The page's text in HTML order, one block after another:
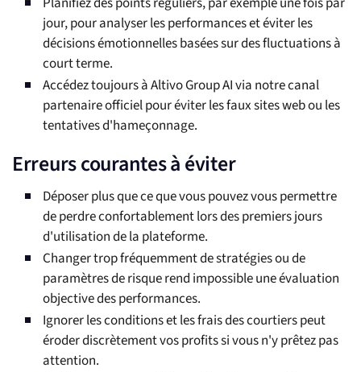
jour, pour analyser les performances et éviter les
décisions émotionnelles basées sur des fluctuations à
court terme.
Accédez toujours à Altivo Group AI via notre canal
partenaire officiel pour éviter les faux sites web ou les
tentatives d'hameçonnage.
Erreurs courantes à éviter
Déposer plus que ce que vous pouvez vous permettre
de perdre confortablement lors des premiers jours
d'utilisation de la plateforme.
Changer trop fréquemment de stratégies ou de
paramètres de risque rend impossible une évaluation
objective des performances.
Ignorer les conditions et les frais des courtiers peut
éroder discrètement vos profits si vous n'y prêtez pas
attention.